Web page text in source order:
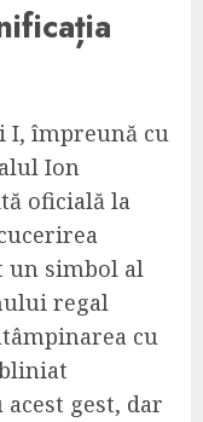
I, împreună cu
Ion
oficială la
un simbol al
regal
cu
gest, dar